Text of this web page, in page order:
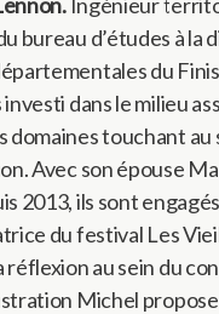
bureau d’études à la
du
dans le milieu
domaines touchant au
Avec son épouse
2013, ils sont
du festival Les
réflexion au sein du
Michel